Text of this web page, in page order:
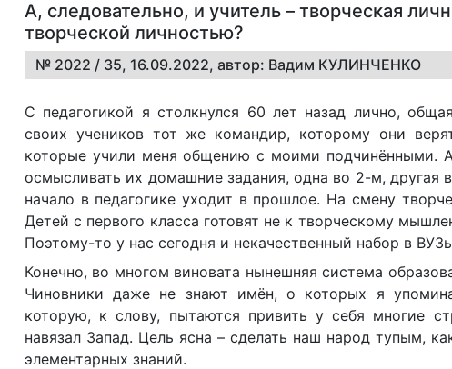
А, следовательно, и учитель – творческая
творческой личностью?
№ 2022 / 35, 16.09.2022, автор: Вадим КУЛИНЧЕНКО
С педагогикой я столкнулся 60 лет назад лично,
своих учеников тот же командир, которому они
которые учили меня общению с моими подчинёнными. А
осмысливать их домашние задания, одна во 2-м,
начало в педагогике уходит в прошлое. На смену
Детей с первого класса готовят не к творческому
Поэтому-то у нас сегодня и некачественный набор в
Конечно, во многом виновата нынешняя система
Чиновники даже не знают имён, о которых я
которую, к слову, пытаются привить у себя многие
навязал Запад. Цель ясна – сделать наш народ тупым,
элементарных знаний.